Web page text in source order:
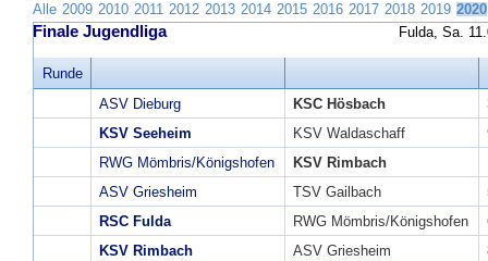
Alle 2009 2010 2011 2012 2013 2014 2015 2016 2017 2018 2019 2020
Finale Jugendliga Fulda, Sa.
Runde
ASV Dieburg
KSC Hösbach
KSV Seeheim
KSV Waldaschaff
RWG Mömbris/Königshofen
KSV Rimbach
ASV Griesheim
TSV Gailbach
RSC Fulda
RWG Mömbris/Königshofen
KSV Rimbach
ASV Griesheim